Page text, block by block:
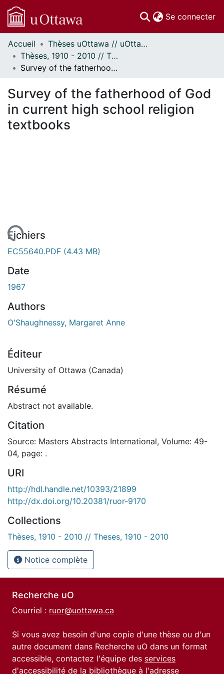
Se connecter
Communautés
et collections
Parcourir
À propos
Accueil
Thèses uOttawa // uOttawa Theses
Thèses, 1910 - 2010 // Theses, 1910 - 2010
Survey of the fatherhood of God in current high school religion textbooks
Survey of the fatherhood of God
in current high school religion
textbooks
En cours de chargement...
Fichiers
EC55640.PDF (4.43 MB)
Date
1967
Authors
O'Shaughnessy, Margaret Anne
Éditeur
University of Ottawa (Canada)
Résumé
Abstract not available.
Citation
Source: Masters Abstracts International, Volume: 49-
04, page: .
URI
http://hdl.handle.net/10393/21899
http://dx.doi.org/10.20381/ruor-9170
Collections
Thèses, 1910 - 2010 // Theses, 1910 - 2010
Notice complète
Recherche uO
Courriel : ruor@uottawa.ca
Si vous avez besoin d'une copie d'une thèse ou d'un
autre document dans Recherche uO dans un format
accessible, contactez l'équipe des services
d'accessibilité de la bibliothèque à l'adresse